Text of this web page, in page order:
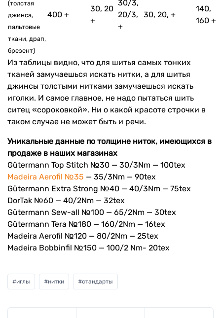
(толстая
джинса,
пальтовые
ткани, драп,
брезент)
400 +
30, 20
+
30/3,
20/3,
+
30, 20, +
140,
160 +
Из таблицы видно, что для шитья самых тонких
тканей замучаешься искать нитки, а для шитья
джинсы толстыми нитками замучаешься искать
иголки. И самое главное, не надо пытаться шить
ситец «сороковкой». Ни о какой красоте строчки в
таком случае не может быть и речи.
Уникальные данные по толщине ниток, имеющихся в
продаже в наших магазинах
Gütermann Top Stitch №30 — 30/3Nm — 100tex
Madeira Aerofil №35 — 35/3Nm — 90tex
Gütermann Extra Strong №40 — 40/3Nm — 75tex
DorTak №60 — 40/2Nm — 32tex
Gütermann Sew-all №100 — 65/2Nm — 30tex
Gütermann Tera №180 — 160/2Nm — 16tex
Madeira Aerofil №120 — 80/2Nm — 25tex
Madeira Bobbinfil №150 — 100/2 Nm- 20tex
#иглы #нитки #стандарты